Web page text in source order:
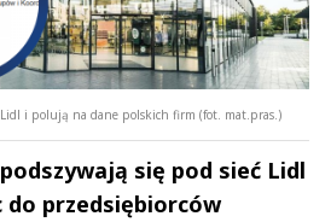
i polują na dane polskich firm (fot. mat.pras.)
się pod sieć Lidl
do przedsiębiorców